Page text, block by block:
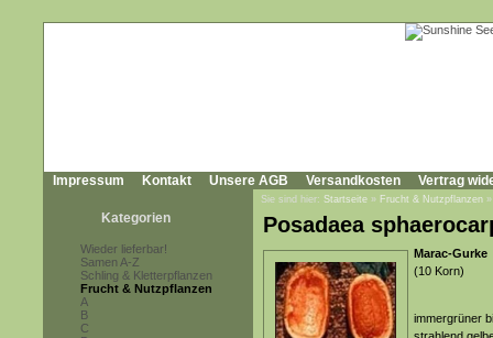
Impressum Kontakt Unsere AGB Versandkosten Vertrag
Kategorien
Wieder lieferbar!
Samen A-Z
Schling & Kletterpflanzen
Frucht & Nutzpflanzen
A
B
C
Sie sind hier: Startseite » Frucht & Nutzpflanzen
Posadaea
Marac-Gurke
(10 Korn)
immergrüner